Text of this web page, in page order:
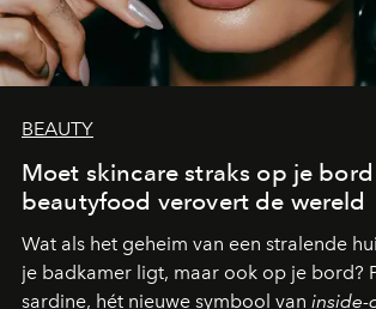
BEAUTY
Moet skincare straks op je
beautyfood verovert de wereld
Wat als het geheim van een stralende
je badkamer ligt, maar ook op je bord?
sardine, hét nieuwe symbool van inside-